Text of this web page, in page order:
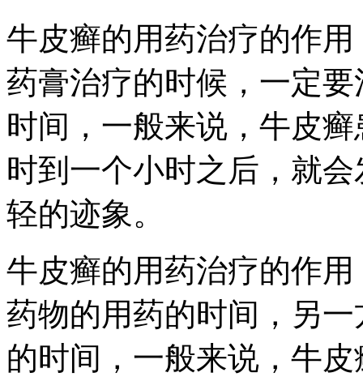
牛皮癣的用药治疗的作
药膏治疗的时候，一定
时间，一般来说，牛皮
时到一个小时之后，就
轻的迹象。
牛皮癣的用药治疗的作
药物的用药的时间，另
的时间，一般来说，牛